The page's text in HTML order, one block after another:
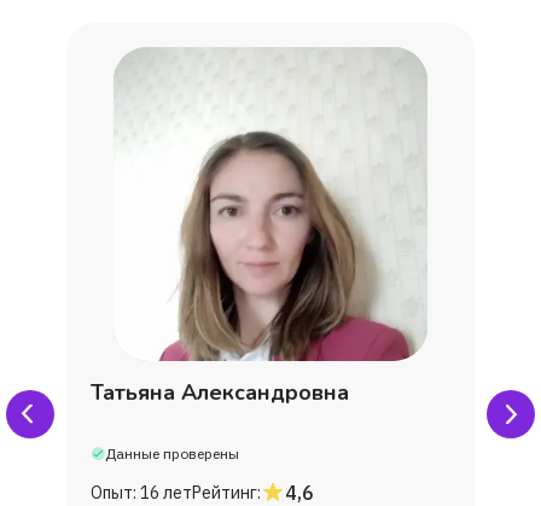
Татьяна Александровна
Данные проверены
Опыт: 16 летРейтинг:
4,6